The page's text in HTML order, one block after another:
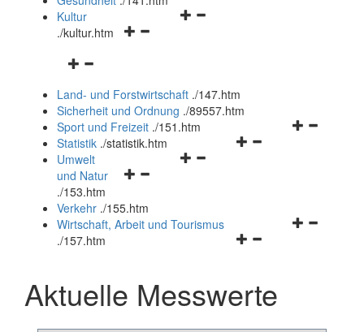
Navigationsmenü
Navigationsmenü
Kultur
./kultur.htm
Navigationsmenü
und
schließen
Land- und Forstwirtschaft ./147.htm
Sicherheit und Ordnung ./89557.htm
Navigationsmenü
Sport und Freizeit ./151.htm
Navigationsmenü
Statistik ./statistik.htm
Navigationsmenü
und
schließen
Umwelt
und Natur
./153.htm
Verkehr ./155.htm
Navigationsmenü
schließen
Wirtschaft, Arbeit und Tourismus
./157.htm
Aktuelle Messwerte